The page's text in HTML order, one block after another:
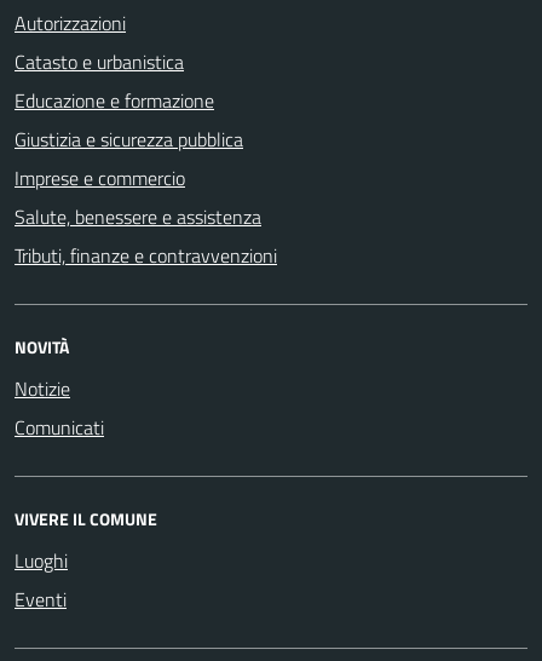
Autorizzazioni
Catasto e urbanistica
Educazione e formazione
Giustizia e sicurezza pubblica
Imprese e commercio
Salute, benessere e assistenza
Tributi, finanze e contravvenzioni
NOVITÀ
Notizie
Comunicati
VIVERE IL COMUNE
Luoghi
Eventi